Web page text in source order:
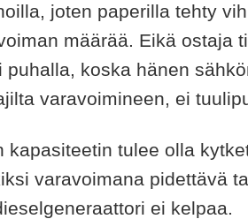
joten paperilla tehty
määrää. Eikä ostaja
puhalla, koska hänen
varavoimineen, ei
kapasiteetin tulee olla
varavoimana pidettävä
ei kelpaa.